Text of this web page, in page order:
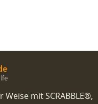
mit SCRABBLE®,